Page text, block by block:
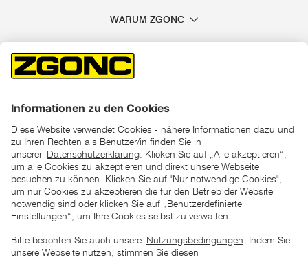
WARUM ZGONC
*der "statt"-Preis ist der niedrigste von uns in den letzten 30
Tagen vor Beginn dieser Aktion verlangte Preis
unter den UVP Preisen auf dieser Website sind die
zu verstehen